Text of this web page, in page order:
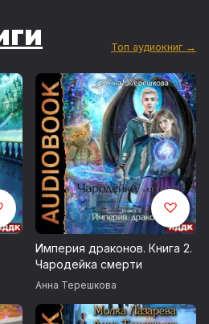
Топ аудиокниг →
Империя драконов. Книга 2.
Чародейка смерти
Анна Терешкова